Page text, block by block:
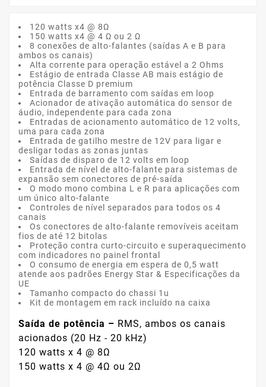
120 watts x4 @ 8Ω
150 watts x4 @ 4 Ω ou 2 Ω
8 conexões de alto-falantes (saídas A e B para
ambos os canais)
Alta corrente para operação estável a 2 Ohms
Estágio de entrada Classe AB mais estágio de
potência Classe D premium
Entrada de barramento com saídas em loop
Acionador de ativação automática do sensor de
áudio, independente para cada zona
Entradas de acionamento automático de 12 volts,
uma para cada zona
Entrada de gatilho mestre de 12V para ligar e
desligar todas as zonas juntas
Saídas de disparo de 12 volts em loop
Entrada de nível de alto-falante para sistemas de
expansão sem conectores de pré-saída
O modo mono combina L e R para aplicações com
um único alto-falante
Controles de nível separados para todos os 4
canais
Os conectores de alto-falante removíveis aceitam
fios de até 12 bitolas
Proteção contra curto-circuito e superaquecimento
com indicadores no painel frontal
O consumo de energia em espera de 0,5 watt
atende aos padrões Energy Star & Especificações da
UE
Tamanho compacto do chassi 1u
Kit de montagem em rack incluído na caixa
Saída de potência – RMS, ambos os canais
acionados (20 Hz - 20 kHz)
120 watts x 4 @ 8Ω
150 watts x 4 @ 4Ω ou 2Ω